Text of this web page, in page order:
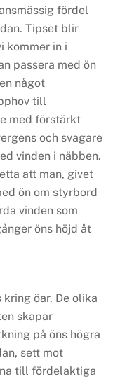
fördel
Tipset blir
kommer in i
passera med ön
något
till
med förstärkt
och svagare
vinden i näbben.
att man, givet
ön om styrbord
vinden som
öns höjd åt
öar. De olika
skapar
på öns högra
sett mot
till fördelaktiga